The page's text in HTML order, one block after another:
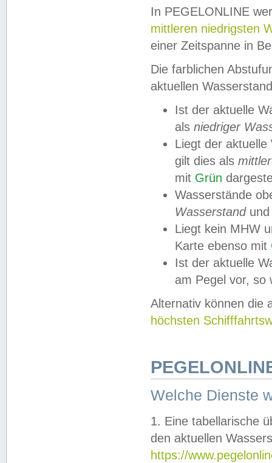
In PEGELONLINE
mittleren niedrigsten
einer Zeitspanne in
Die farblichen
aktuellen
Ist der aktuelle
als niedriger
Liegt der
gilt dies als
mit Grün
Wasserstände
Wasserstandund
Liegt kein MHW
Karte ebenso mit
Ist der aktuelle
am Pegel vor,
Alternativ können die
höchsten
Welche Dienste
1. Eine tabellarische
den aktuellen
https://